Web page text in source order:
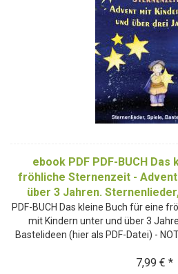
ebook PDF PDF-BUCH
fröhliche Sternenzeit -
über 3 Jahren.
PDF-BUCH Das kleine Buch für eine
mit Kindern unter und über 3
Bastelideen (hier als PDF-Datei) -
7,99 € *